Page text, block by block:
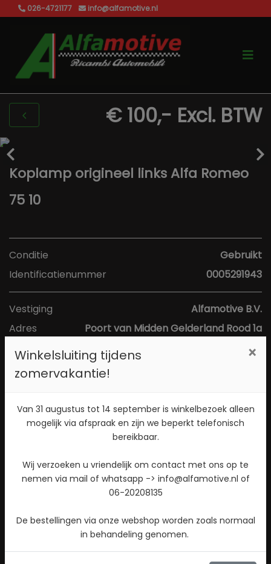
026-4721177 info@alfamotive.nl
€ 100,- Excl. BTW
Koplamp origineel links Alfa Romeo
75 10
Conditie
Gebruikt
Identificatienummer
0005291943
Vestiging
Alfamotive B.V.
Adres
Poort van Midden Gelderland Rood 1a
Postcode
6666 LS
Direct contact opnemen? Bel 026-4721177!
Stuur een WhatsApp bericht!
Check beschikbaarheid
Specificaties
Winkelsluiting tijdens
zomervakantie!
×
Van 31 augustus tot 14 september is winkelbezoek alleen
mogelijk via afspraak en zijn we beperkt telefonisch
bereikbaar.
Wij verzoeken u vriendelijk om contact met ons op te
nemen via mail of whatsapp -> info@alfamotive.nl of
06-20208135
De bestellingen via onze webshop worden zoals normaal
in behandeling genomen.